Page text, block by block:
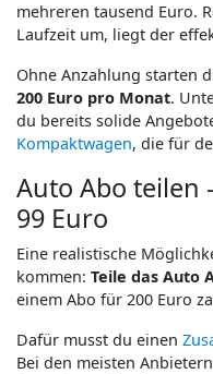
mehreren tausend Euro.
Laufzeit um, liegt der
Ohne Anzahlung starten
200 Euro pro Monat.
du bereits solide
Kompaktwagen, die für
Auto Abo
99 Euro
Eine realistische
kommen: Teile das Auto
einem Abo für 200 Euro
Dafür musst du einen
Bei den meisten